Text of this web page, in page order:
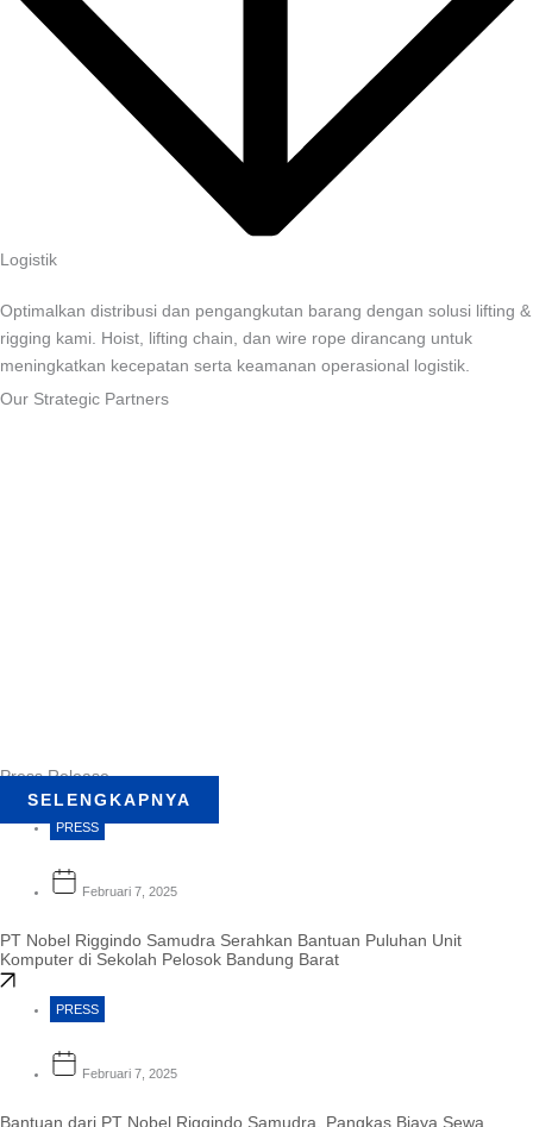
Logistik
Optimalkan distribusi dan pengangkutan barang dengan solusi lifting &
rigging kami. Hoist, lifting chain, dan wire rope dirancang untuk
meningkatkan kecepatan serta keamanan operasional logistik.
Our Strategic Partners
Press Release
SELENGKAPNYA
PRESS
Februari 7, 2025
PT Nobel Riggindo Samudra Serahkan Bantuan Puluhan Unit
Komputer di Sekolah Pelosok Bandung Barat
PRESS
Februari 7, 2025
Bantuan dari PT Nobel Riggindo Samudra, Pangkas Biaya Sewa